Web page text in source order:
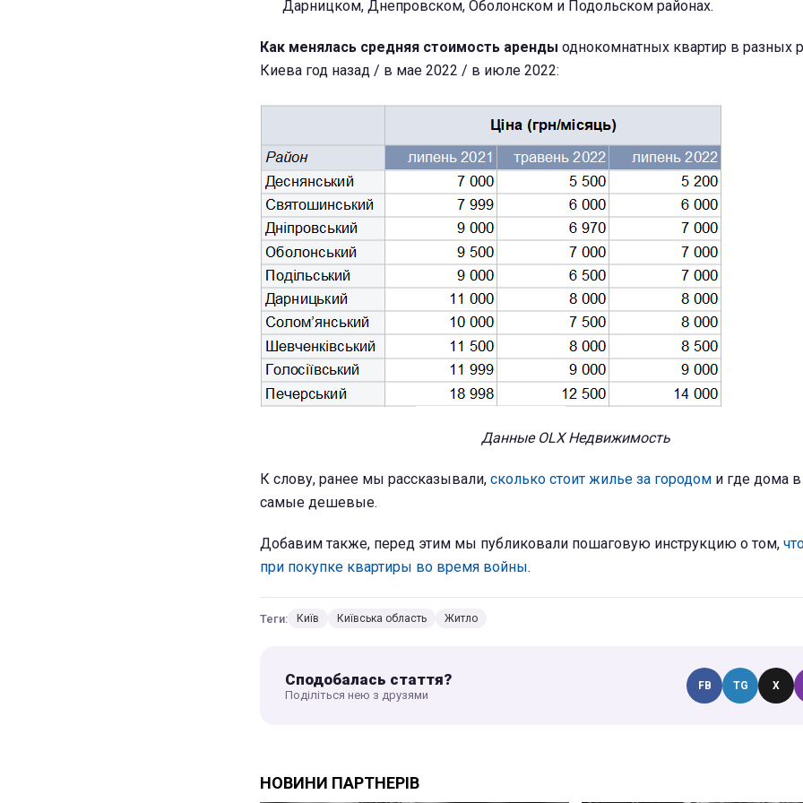
Дарницком, Днепровском, Оболонском и Подольском районах.
Как менялась средняя стоимость аренды однокомнатных квартир в разных
Киева год назад / в мае 2022 / в июле 2022:
Данные OLX Недвижимость
К слову, ранее мы рассказывали, сколько стоит жилье за городом и где дома
самые дешевые.
Добавим также, перед этим мы публиковали пошаговую инструкцию о том,
при покупке квартиры во время войны.
Теги: Київ Київська область Житло
Сподобалась стаття?
Поділіться нею з друзями
FB TG X